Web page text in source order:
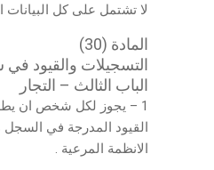
لا تشتمل على كل
المادة (30)
التسجيلات والقيود
الباب الثالث – التجار
1 – يجوز لكل شخص ان
القيود المدرجة في
الانظمة المرعية .